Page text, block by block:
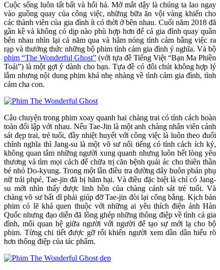
Cuộc sống luôn tất bất và hối hả. Mở mắt dậy là chúng ta lao ngay
vào guồng quay của công việc, những bữa ăn vội vàng khiến cho
các thành viên của gia đình ít có thời ở bên nhau. Cuối năm 2018 đã
gần kề và không có dịp nào phù hợp hơn để cả gia đình quay quần
bên nhau nhìn lại cả năm qua và hâm nóng tình cảm bằng việc ra
rạp và thưởng thức những bộ phim tình cảm gia đình ý nghĩa. Và bộ
phim “The Wonderful Ghost” (với tựa đề Tiếng Việt “Bạn Ma Phiền
Toái”) là một gợi ý dành cho bạn. Tựa đề có đôi chút không hợp lý
lắm nhưng nội dung phim khá nhẹ nhàng về tình cảm gia đình, tình
cảm cha con.
Câu chuyện trong phim xoay quanh hai chàng trai có tính cách hoàn
toàn đối lập với nhau. Nếu Tae-Jin là một anh chàng nhân viên cảnh
sát đẹp trai, trẻ tuổi, đầy nhiệt huyết với công việc là luôn theo đuổi
chính nghĩa thì Jang-su là một võ sư nổi tiếng có tính cách ích kỷ,
không quan tâm những người xung quanh nhưng luôn hết lòng yêu
thương và tìm mọi cách để chữa trị căn bệnh quái ác cho thiên thần
bé nhỏ Do-kyung. Trong một lần điều tra đường dây buôn pbán phụ
nữ trái phpé, Tae-jin đã bị hãm hại. Và điều đặc biệt là chỉ có Jang-
su mới nhìn thấy được linh hồn của chàng cảnh sát trẻ tuổi. Và
chàng võ sư bất dĩ phải giúp đỡ Tae-jin đòi lại công bằng. Kịch bản
phim có lẽ khá quen thuộc với những ai yêu thích điện ảnh Hàn
Quốc nhưng đạo diễn đã lồng ghép những thông điệp về tình cả gia
đình, mối quan hệ giữa người với người để tạo sự mới lạ cho bộ
phim. Từng chi tiết được gỡ rối khiến người xem dần dần hiểu rõ
hơn thông điệp của tác phẩm.